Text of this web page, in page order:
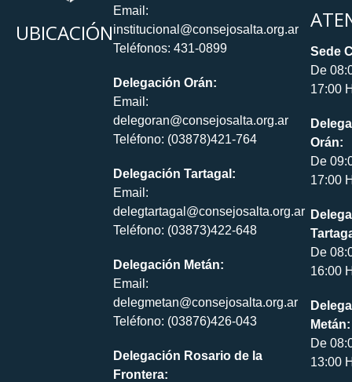
UBICACIÓN
Email:
institucional@consejosalta.org.ar
Teléfonos: 431-0899
Delegación Orán:
Email:
delegoran@consejosalta.org.ar
Teléfono: (03878)421-764
Delegación Tartagal:
Email:
delegtartagal@consejosalta.org.ar
Teléfono: (03873)422-648
Delegación Metán:
Email:
delegmetan@consejosalta.org.ar
Teléfono: (03876)426-043
Delegación Rosario de la
Frontera:
Sede
De
17:00
Orán:
De
17:00
De
16:00
Metán:
De
13:00